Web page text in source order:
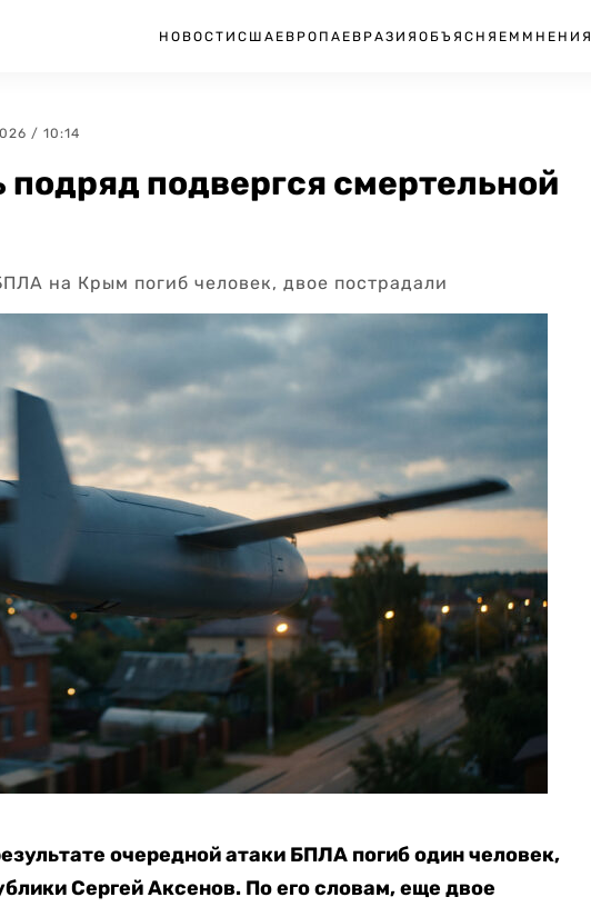
НОВОСТИ США ЕВРОПА ЕВРАЗИЯ ОБЪЯСНЯЕМ МНЕНИЯ
/ 10:14
подвергся смертельной
на Крым погиб человек, двое пострадали
очередной атаки БПЛА погиб один человек,
Сергей Аксенов. По его словам, еще двое